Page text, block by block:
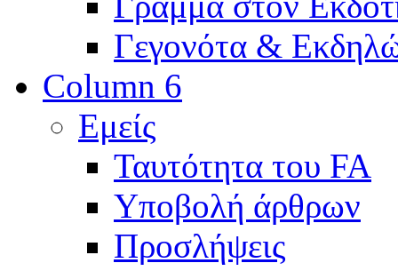
Γεγονότα &
Column 6
Εμείς
Ταυτότητα του FA
Υποβολή άρθρων
Προσλήψεις